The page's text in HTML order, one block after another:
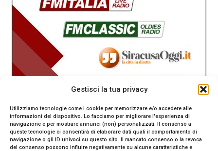
Gestisci la tua privacy
Utilizziamo tecnologie come i cookie per memorizzare e/o accedere alle
informazioni del dispositivo. Lo facciamo per migliorare l'esperienza di
navigazione e per mostrare annunci (non) personalizzati. Il consenso a
queste tecnologie ci consentirà di elaborare dati quali il comportamento di
navigazione o gli ID univoci su questo sito. Il mancato consenso o la revoca
del consenso possono influire negativamente su alcune caratteristiche e